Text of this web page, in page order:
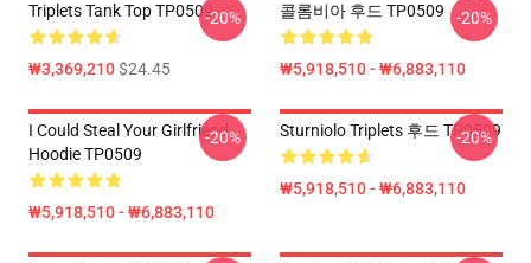
Triplets Tank Top TP0509
₩3,369,210$24.45
-20% 콜롬비아 후드 TP0509
₩5,918,510 - ₩6,883,110
-20%
I Could Steal Your Girlfriend
Hoodie TP0509
₩5,918,510 - ₩6,883,110
-20% Sturniolo Triplets 후드 TP0509
₩5,918,510 - ₩6,883,110
-20%